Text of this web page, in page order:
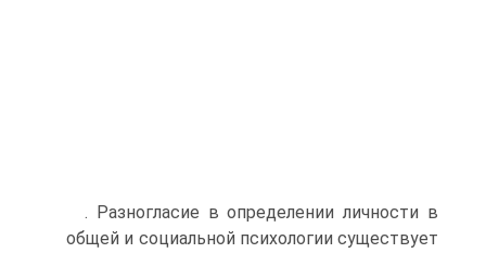
. Разногласие в определении личности в
общей и социальной психологии существует